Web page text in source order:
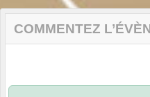
COMMENTEZ